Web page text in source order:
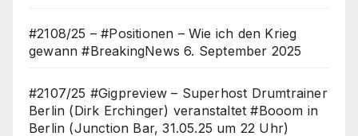
#2108/25 – #Positionen – Wie ich den Krieg
gewann #BreakingNews 6. September 2025
#2107/25 #Gigpreview – Superhost Drumtrainer
Berlin (Dirk Erchinger) veranstaltet #Booom in
Berlin (Junction Bar, 31.05.25 um 22 Uhr)